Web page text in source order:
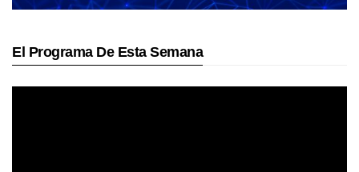
El Programa De Esta Semana